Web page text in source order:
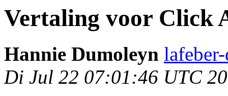
Vertaling voor Click
Hannie Dumoleyn
Di Jul 22 07:01:46 UTC